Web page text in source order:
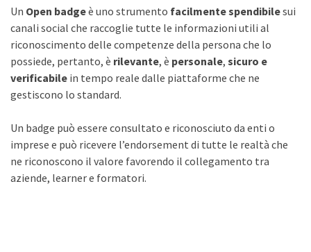
Un Open badgeè uno strumento facilmente spendibilesui
canali social che raccoglie tutte le informazioni utili al
riconoscimento delle competenze della persona che lo
possiede, pertanto, è rilevante, è personale, sicuro e
verificabile in tempo reale dalle piattaforme che ne
gestiscono lo standard.
Un badge può essere consultato e riconosciuto da enti o
imprese e può ricevere l’endorsement di tutte le realtà che
ne riconoscono il valore favorendo il collegamento tra
aziende, learner e formatori.